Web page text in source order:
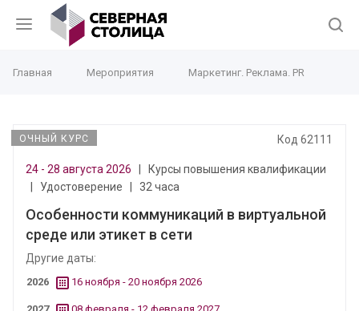
Главная Мероприятия Маркетинг. Реклама. PR
ОЧНЫЙ КУРС Код 62111
24 - 28 августа 2026
Курсы повышения квалификации
Удостоверение 32 часа
Особенности коммуникаций в виртуальной
среде или этикет в сети
Другие даты:
2026 16 ноября - 20 ноября 2026